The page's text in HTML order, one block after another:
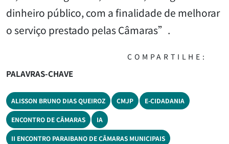
dinheiro público, com a finalidade de melhorar
o serviço prestado pelas Câmaras”.
COMPARTILHE:
PALAVRAS-CHAVE
ALISSON BRUNO DIAS QUEIROZ CMJP E-CIDADANIA
ENCONTRO DE CÂMARAS IA
II ENCONTRO PARAIBANO DE CÂMARAS MUNICIPAIS